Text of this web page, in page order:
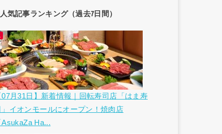
人気記事ランキング（過去7日間）
07月31日】新着情報｜回転寿司店「はま寿
」イオンモールにオープン！焼肉店
AsukaZa Ha...